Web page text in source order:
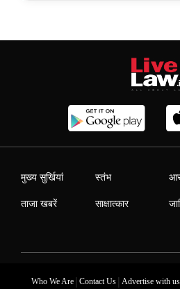
मुख्य सुर्खियां
ताजा खबरें
स्तंभ
साक्षात्कार
Who We Are| Contact Us| Advertise with us